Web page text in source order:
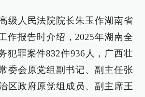
级人民法院院长朱玉作湖南省
作报告时介绍，2025年湖南全
犯罪案件832件936人，广西壮
委会原党组副书记、副主任张
区政府原党组成员、副主席王